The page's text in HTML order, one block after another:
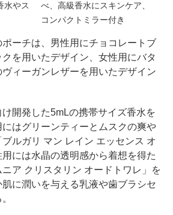
水やス
べ、高級香水にスキンケア、
コンパクトミラー付き
ーチは、男性用にチョコレートブ
を用いたデザイン、女性用にバタ
ィーガンレザーを用いたデザイン
開発した5mLの携帯サイズ香水を
はグリーンティーとムスクの爽や
ルガリ マン レイン エッセンス オ
には水晶の透明感から着想を得た
ア クリスタリン オードトワレ」を
に潤いを与える乳液や歯ブラシセ